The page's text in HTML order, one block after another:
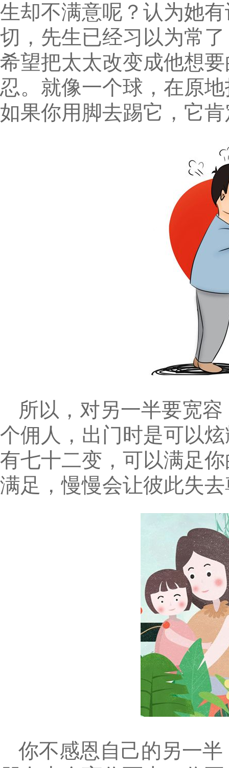
生却不满意呢？认为她
切，先生已经习以为常
希望把太太改变成他想
忍。就像一个球，在原
如果你用脚去踢它，它
所以，对另一半要宽
个佣人，出门时是可以
有七十二变，可以满足
满足，慢慢会让彼此失
你不感恩自己的另一